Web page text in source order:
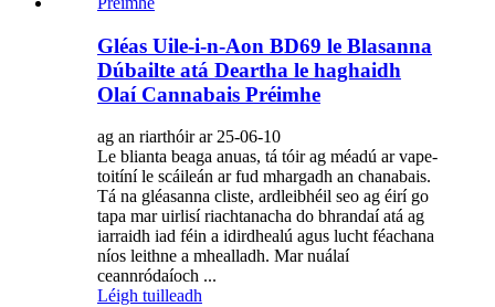
Gléas Uile-i-n-Aon BD69 le Blasanna
Dúbailte atá Deartha le haghaidh
Olaí Cannabais Préimhe
ag an riarthóir ar 25-06-10
Le blianta beaga anuas, tá tóir ag méadú ar vape-
toitíní le scáileán ar fud mhargadh an chanabais.
Tá na gléasanna cliste, ardleibhéil seo ag éirí go
tapa mar uirlisí riachtanacha do bhrandaí atá ag
iarraidh iad féin a idirdhealú agus lucht féachana
níos leithne a mhealladh. Mar nuálaí
ceannródaíoch ...
Léigh tuilleadh